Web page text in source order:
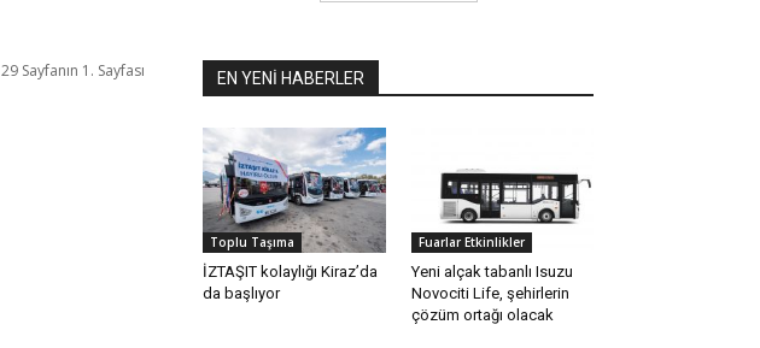
29 Sayfanın 1. Sayfası EN YENİ HABERLER
Toplu Taşıma
İZTAŞIT kolaylığı Kiraz’da
da başlıyor
Fuarlar Etkinlikler
Yeni alçak tabanlı Isuzu
Novociti Life, şehirlerin
çözüm ortağı olacak